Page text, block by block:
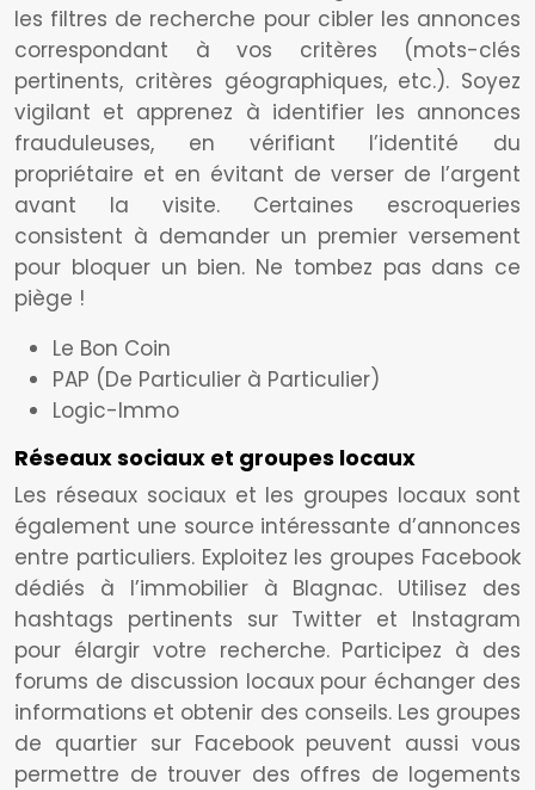
les filtres de recherche pour cibler les annonces
correspondant à vos critères (mots-clés
pertinents, critères géographiques, etc.). Soyez
vigilant et apprenez à identifier les annonces
frauduleuses, en vérifiant l’identité du
propriétaire et en évitant de verser de l’argent
avant la visite. Certaines escroqueries
consistent à demander un premier versement
pour bloquer un bien. Ne tombez pas dans ce
piège !
Le Bon Coin
PAP (De Particulier à Particulier)
Logic-Immo
Réseaux sociaux et groupes locaux
Les réseaux sociaux et les groupes locaux sont
également une source intéressante d’annonces
entre particuliers. Exploitez les groupes Facebook
dédiés à l’immobilier à Blagnac. Utilisez des
hashtags pertinents sur Twitter et Instagram
pour élargir votre recherche. Participez à des
forums de discussion locaux pour échanger des
informations et obtenir des conseils. Les groupes
de quartier sur Facebook peuvent aussi vous
permettre de trouver des offres de logements